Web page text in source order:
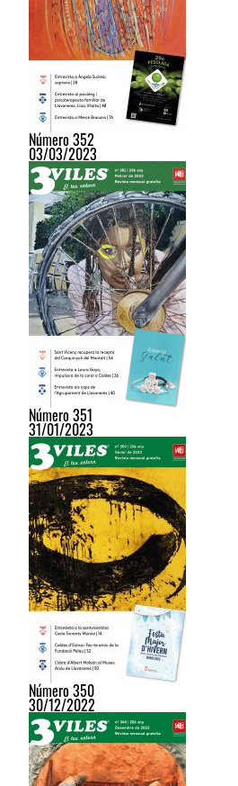
Número 352
03/03/2023
Número 351
31/01/2023
Número 350
30/12/2022